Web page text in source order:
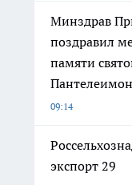
Минздрав
поздравил
памяти
09:14
экспорт 29